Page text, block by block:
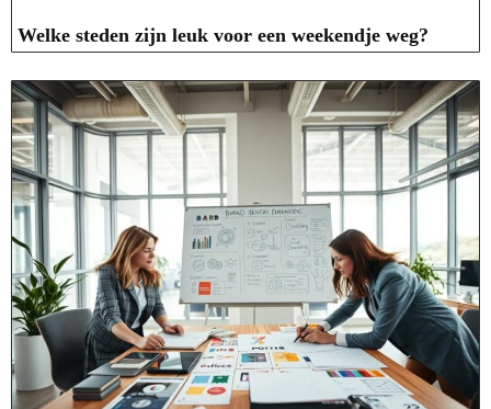
Welke steden zijn leuk voor een weekendje weg?